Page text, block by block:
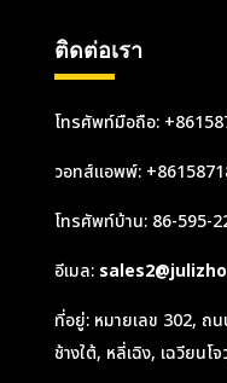
ติดต่อเรา
โทรศัพท์มือถือ:
วอทส์แอพพ์:
โทรศัพท์บ้าน: 86-595-
อีเมล:
ที่อยู่: หมายเลข 302, ถ
ช้างใต้, หลี่เฉิง, เฉวียน